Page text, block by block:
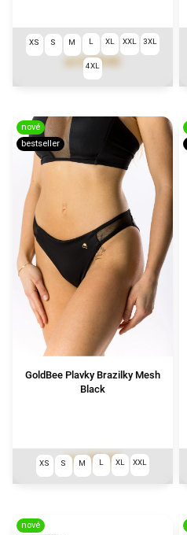
3 290 Kč
XS S M L XL XXL 3XL
4XL
nové
bestseller
GoldBee Plavky Brazilky Mesh
Black
od1 290 Kč
XS S M L XL XXL
nové